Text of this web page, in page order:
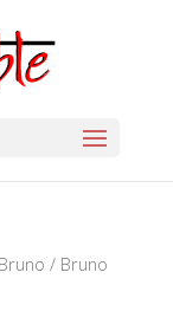
Bruno / Bruno